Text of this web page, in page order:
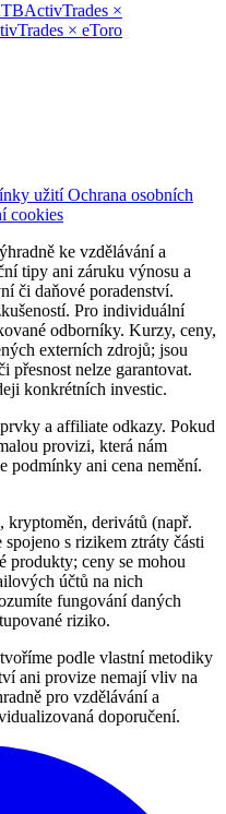
ActivTrades ×
× eToro
užitíOchrana osobních
cookies
ke vzdělávání a
tipy ani záruku výnosu a
či daňové poradenství.
Pro individuální
odborníky. Kurzy, ceny,
externích zdrojů; jsou
přesnost nelze garantovat.
konkrétních investic.
a affiliate odkazy. Pokud
provizi, která nám
podmínky ani cena nemění.
derivátů (např.
s rizikem ztráty části
produkty; ceny se mohou
účtů na nich
fungování daných
riziko.
podle vlastní metodiky
ani provize nemají vliv na
pro vzdělávání a
doporučení.